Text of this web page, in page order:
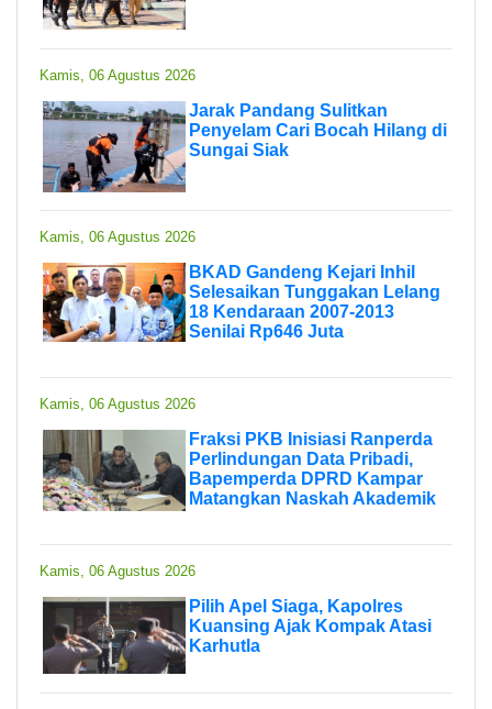
Kamis, 06 Agustus 2026
Jarak Pandang Sulitkan
Penyelam Cari Bocah Hilang di
Sungai Siak
Kamis, 06 Agustus 2026
BKAD Gandeng Kejari Inhil
Selesaikan Tunggakan Lelang
18 Kendaraan 2007-2013
Senilai Rp646 Juta
Kamis, 06 Agustus 2026
Fraksi PKB Inisiasi Ranperda
Perlindungan Data Pribadi,
Bapemperda DPRD Kampar
Matangkan Naskah Akademik
Kamis, 06 Agustus 2026
Pilih Apel Siaga, Kapolres
Kuansing Ajak Kompak Atasi
Karhutla